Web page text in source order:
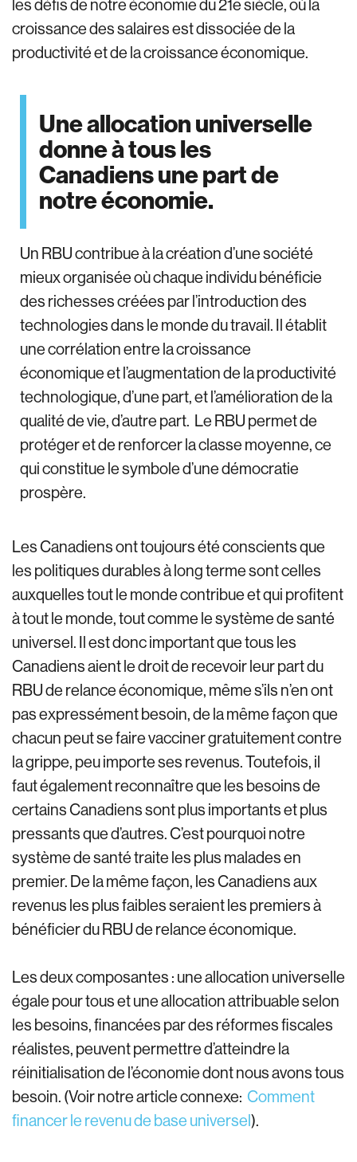
les défis de notre économie du 21e siècle, où la
croissance des salaires est dissociée de la
productivité et de la croissance économique.
Une allocation universelle
donne à tous les
Canadiens une part de
notre économie.
Un RBU contribue à la création d’une société
mieux organisée où chaque individu bénéficie
des richesses créées par l’introduction des
technologies dans le monde du travail. Il établit
une corrélation entre la croissance
économique et l’augmentation de la productivité
technologique, d’une part, et l’amélioration de la
qualité de vie, d’autre part. Le RBU permet de
protéger et de renforcer la classe moyenne, ce
qui constitue le symbole d’une démocratie
prospère.
Les Canadiens ont toujours été conscients que
les politiques durables à long terme sont celles
auxquelles tout le monde contribue et qui profitent
à tout le monde, tout comme le système de santé
universel. Il est donc important que tous les
Canadiens aient le droit de recevoir leur part du
RBU de relance économique, même s’ils n’en ont
pas expressément besoin, de la même façon que
chacun peut se faire vacciner gratuitement contre
la grippe, peu importe ses revenus. Toutefois, il
faut également reconnaître que les besoins de
certains Canadiens sont plus importants et plus
pressants que d’autres. C’est pourquoi notre
système de santé traite les plus malades en
premier. De la même façon, les Canadiens aux
revenus les plus faibles seraient les premiers à
bénéficier du RBU de relance économique.
Les deux composantes : une allocation universelle
égale pour tous et une allocation attribuable selon
les besoins, financées par des réformes fiscales
réalistes, peuvent permettre d’atteindre la
réinitialisation de l’économie dont nous avons tous
besoin. (Voir notre article connexe: Comment
financer le revenu de base universel).